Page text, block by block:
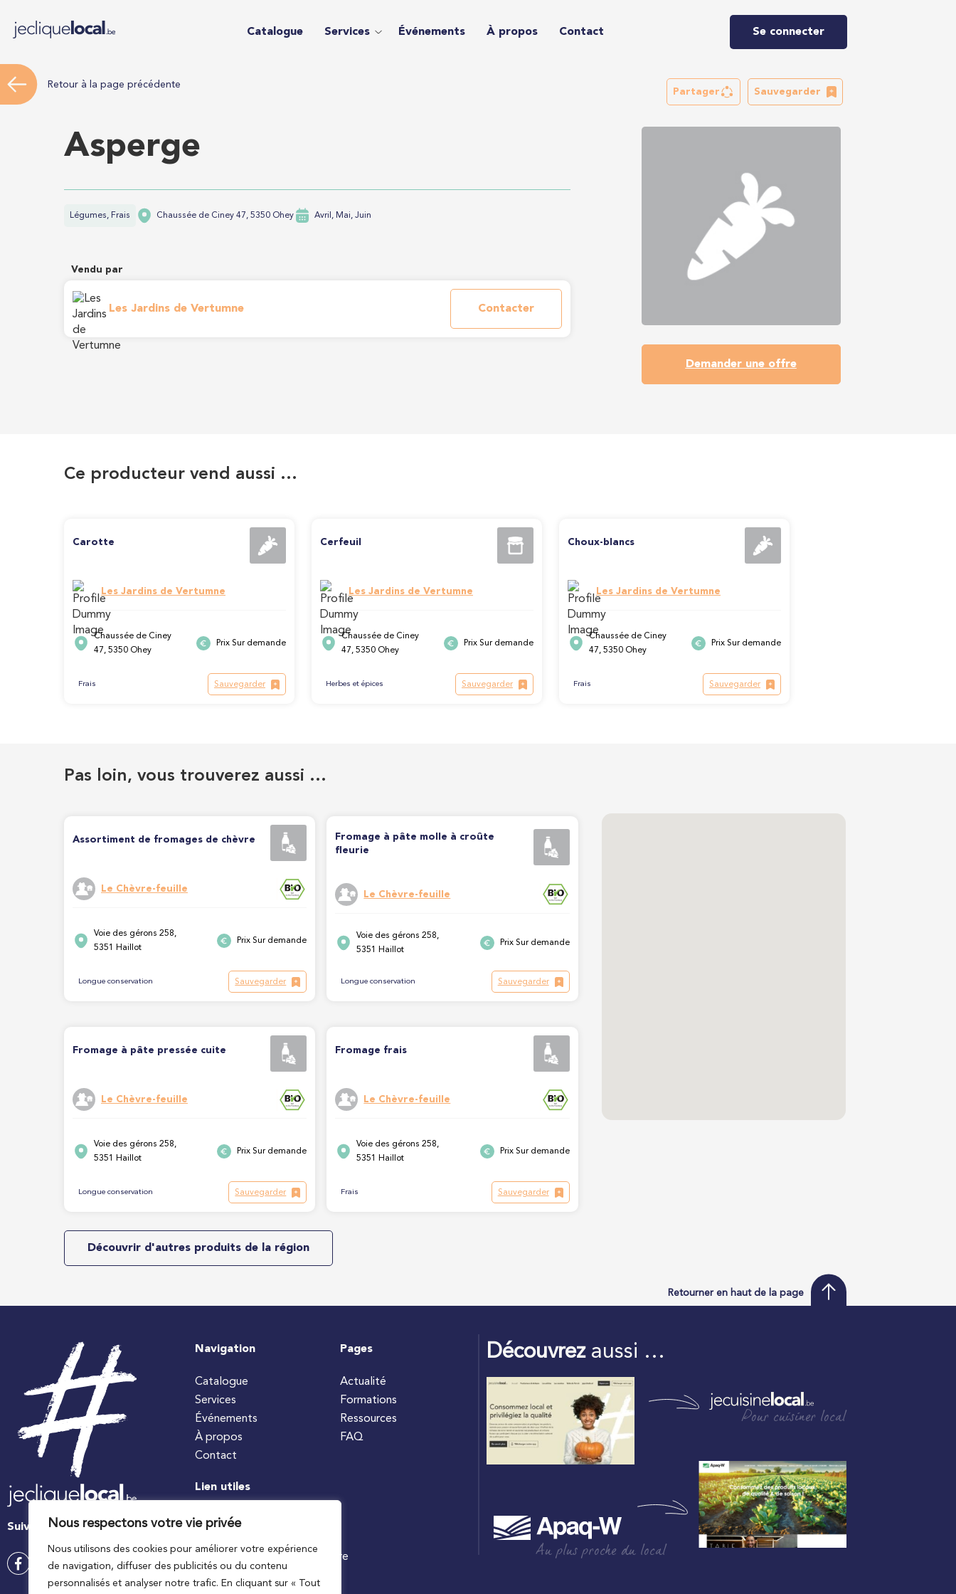
Nous respectons votre vie privée
Nous utilisons des cookies pour améliorer votre expérience
de navigation, diffuser des publicités ou du contenu
personnalisés et analyser notre trafic. En cliquant sur « Tout
Catalogue Services Événements À propos Contact Se connecter
Retour à la page précédente
Partager Sauvegarder
Asperge
Légumes, Frais Chaussée de Ciney 47, 5350 Ohey Avril, Mai, Juin
Vendu par
Les Jardins de Vertumne Contacter
Demander une offre
Ce producteur vend aussi …
Carotte
Les Jardins de Vertumne
Chaussée de Ciney
47, 5350 Ohey
Prix Sur demande
Frais Sauvegarder
Cerfeuil
Les Jardins de Vertumne
Chaussée de Ciney
47, 5350 Ohey
Prix Sur demande
Herbes et épices Sauvegarder
Choux-blancs
Les Jardins de Vertumne
Chaussée de Ciney
47, 5350 Ohey
Prix Sur demande
Frais Sauvegarder
Pas loin, vous trouverez aussi …
Assortiment de fromages de chèvre
Le Chèvre-feuille
Voie des gérons 258,
5351 Haillot
Prix Sur demande
Longue conservation Sauvegarder
Fromage à pâte molle à croûte
fleurie
Le Chèvre-feuille
Voie des gérons 258,
5351 Haillot
Prix Sur demande
Longue conservation Sauvegarder
Fromage à pâte pressée cuite
Le Chèvre-feuille
Voie des gérons 258,
5351 Haillot
Prix Sur demande
Longue conservation Sauvegarder
Fromage frais
Le Chèvre-feuille
Voie des gérons 258,
5351 Haillot
Prix Sur demande
Frais Sauvegarder
Découvrir d'autres produits de la région
Retourner en haut de la page
Suivez-nous
Navigation
Catalogue
Services
Événements
À propos
Contact
Pages
Actualité
Formations
Ressources
FAQ
Lien utiles
#jecuisinelocal
Ministre wallon de l’agriculture
Découvrezaussi …
Pour cuisiner local
Au plus proche du local